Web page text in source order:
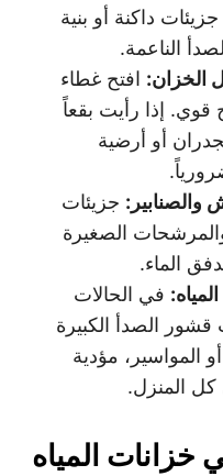
داكنة أو بنية
الناعمة.
الخزان: افتح غطاء
إذا رأيت بقعاً
أو أرضية
: جزيئات
الصغيرة
الماء.
: في الحالات
الصدأ الكبيرة
المواسير، مؤدية
المنزل.
خزانات المياه